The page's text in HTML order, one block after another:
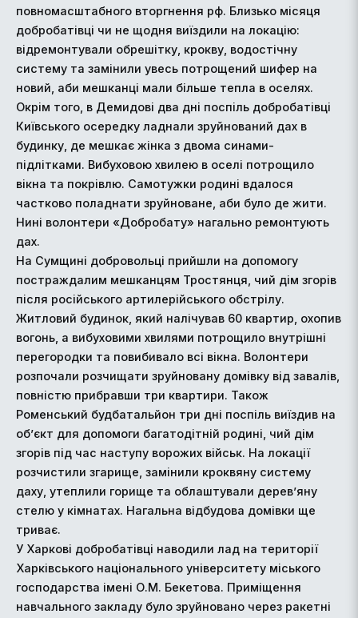
повномасштабного вторгнення рф. Близько місяця
добробатівці чи не щодня виїздили на локацію:
відремонтували обрешітку, крокву, водостічну
систему та замінили увесь потрощений шифер на
новий, аби мешканці мали більше тепла в оселях.
Окрім того, в Демидові два дні поспіль добробатівці
Київського осередку ладнали зруйнований дах в
будинку, де мешкає жінка з двома синами-
підлітками. Вибуховою хвилею в оселі потрощило
вікна та покрівлю. Самотужки родині вдалося
частково поладнати зруйноване, аби було де жити.
Нині волонтери «Добробату» нагально ремонтують
дах.
На Сумщині добровольці прийшли на допомогу
постраждалим мешканцям Тростянця, чий дім згорів
після російського артилерійського обстрілу.
Житловий будинок, який налічував 60 квартир, охопив
вогонь, а вибуховими хвилями потрощило внутрішні
перегородки та повибивало всі вікна. Волонтери
розпочали розчищати зруйновану домівку від завалів,
повністю прибравши три квартири. Також
Роменський будбатальйон три дні поспіль виїздив на
об’єкт для допомоги багатодітній родині, чий дім
згорів під час наступу ворожих військ. На локації
розчистили згарище, замінили кроквяну систему
даху, утеплили горище та облаштували дерев’яну
стелю у кімнатах. Нагальна відбудова домівки ще
триває.
У Харкові добробатівці наводили лад на території
Харківського національного університету міського
господарства імені О.М. Бекетова. Приміщення
навчального закладу було зруйновано через ракетні